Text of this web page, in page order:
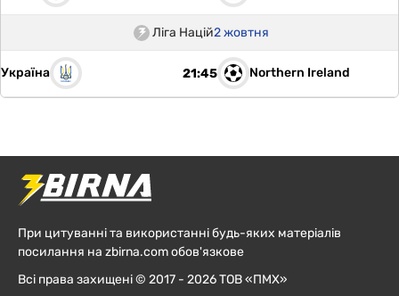
Ліга Націй2 жовтня
Україна 21:45 Northern Ireland
При цитуванні та використанні будь-яких матеріалів
посилання на zbirna.com обов'язкове
Всі права захищені © 2017 - 2026 ТОВ «ПМХ»